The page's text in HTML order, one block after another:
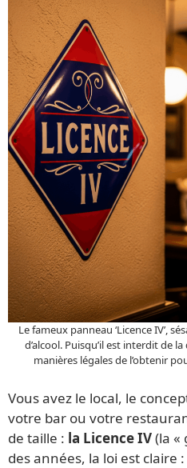
Le fameux panneau ‘Licence IV’,
d’alcool. Puisqu’il est interdit de
manières légales de l’obtenir
Vous avez le local, le
votre bar ou votre
de taille : la Licence IV(la «
des années, la loi est claire :